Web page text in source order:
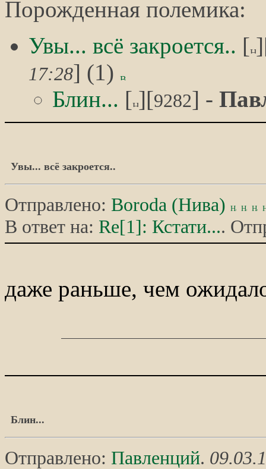
Порожденная полемика:
Увы... всё закроется.. [
17:28] (1)
Блин... [ ][9282] -
Увы... всё закроется..
Отправлено: Boroda (Нива)
В ответ на: Re[1]: Кстати....
даже раньше, чем
Блин...
Отправлено: Павленций.